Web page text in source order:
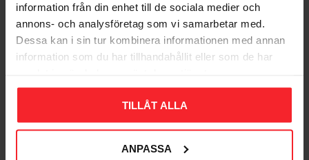
information från din enhet till de sociala medier och
annons- och analysföretag som vi samarbetar med.
Dessa kan i sin tur kombinera informationen med annan
information som du har tillhandahållit eller som de har
TILLÅT ALLA
ANPASSA
kupig Candor Benders
Modern Extra Vit,